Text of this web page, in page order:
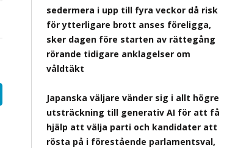
sedermera i upp till fyra veckor då risk
för ytterligare brott anses föreligga,
sker dagen före starten av rättegång
rörande tidigare anklagelser om
våldtäkt
Japanska väljare vänder sig i allt högre
utsträckning till generativ AI för att få
hjälp att välja parti och kandidater att
rösta på i förestående parlamentsval,